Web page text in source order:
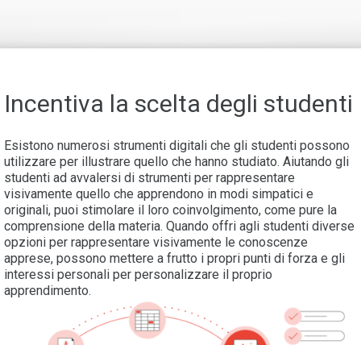
Incentiva la scelta degli studenti
Esistono numerosi strumenti digitali che gli studenti possono
utilizzare per illustrare quello che hanno studiato. Aiutando gli
studenti ad avvalersi di strumenti per rappresentare
visivamente quello che apprendono in modi simpatici e
originali, puoi stimolare il loro coinvolgimento, come pure la
comprensione della materia. Quando offri agli studenti diverse
opzioni per rappresentare visivamente le conoscenze
apprese, possono mettere a frutto i propri punti di forza e gli
interessi personali per personalizzare il proprio
apprendimento.